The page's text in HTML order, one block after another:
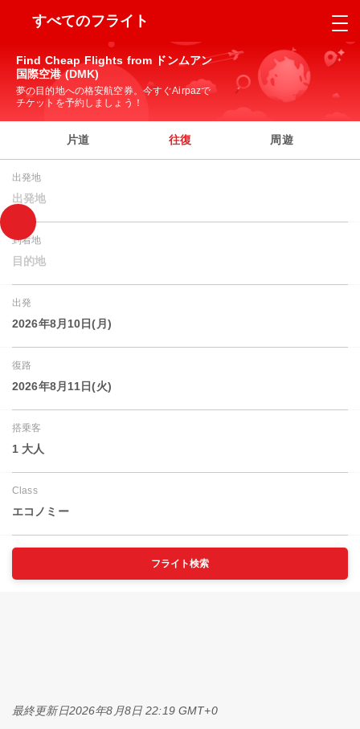
すべてのフライト
Find Cheap Flights from ドンムアン
国際空港 (DMK)
夢の目的地への格安航空券。今すぐAirpazで
チケットを予約しましょう！
片道 往復 周遊
出発地
出発地
到着地
目的地
出発
2026年8月10日(月)
復路
2026年8月11日(火)
搭乗客
1 大人
Class
エコノミー
フライト検索
最終更新日2026年8月8日 22:19 GMT+0